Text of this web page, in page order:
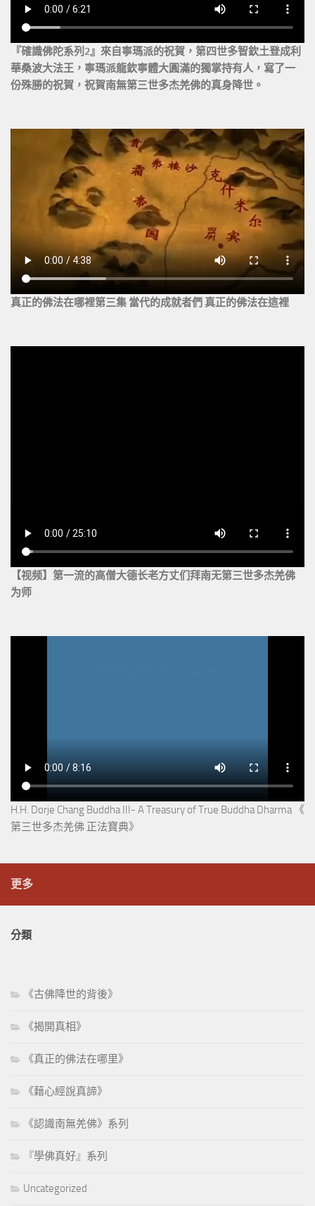
『確識佛陀系列2』來自寧瑪派的祝賀，第四世多智欽土登成利
華桑波大法王，寧瑪派龍欽寧體大圓滿的獨掌持有人，寫了一
份殊勝的祝賀，祝賀南無第三世多杰羌佛的真身降世。
真正的佛法在哪裡第三集 當代的成就者們 真正的佛法在這裡
【视频】第一流的高僧大德长老方丈们拜南无第三世多杰羌佛
为师
H.H. Dorje Chang Buddha III- A Treasury of True Buddha Dharma 《
第三世多杰羌佛 正法寶典》
更多
分類
《古佛降世的背後》
《揭開真相》
《真正的佛法在哪里》
《藉心經說真諦》
《認識南無羌佛》系列
『學佛真好』系列
Uncategorized